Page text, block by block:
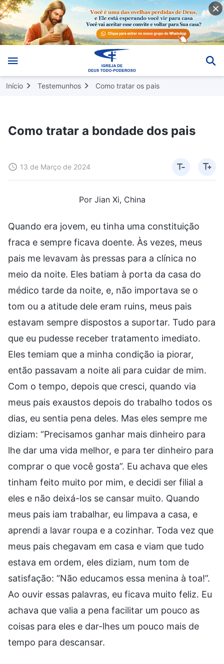
Início Testemunhos Como tratar os pais
Como tratar a bondade dos pais
13 de Março de 2024
Por Jian Xi, China
Quando era jovem, eu tinha uma constituição
fraca e sempre ficava doente. Às vezes, meus
pais me levavam às pressas para a clínica no
meio da noite. Eles batiam à porta da casa do
médico tarde da noite, e, não importava se o
tom ou a atitude dele eram ruins, meus pais
estavam sempre dispostos a suportar. Tudo para
que eu pudesse receber tratamento imediato.
Eles temiam que a minha condição ia piorar,
então passavam a noite ali para cuidar de mim.
Com o tempo, depois que cresci, quando via
meus pais exaustos depois do trabalho todos os
dias, eu sentia pena deles. Mas eles sempre me
diziam: “Precisamos ganhar mais dinheiro para
lhe dar uma vida melhor, e para ter dinheiro para
comprar o que você gosta”. Eu achava que eles
tinham feito muito por mim, e decidi ser filial a
eles e não deixá-los se cansar muito. Quando
meus pais iam trabalhar, eu limpava a casa, e
aprendi a lavar roupa e a cozinhar. Toda vez que
meus pais chegavam em casa e viam que tudo
estava em ordem, eles diziam, num tom de
satisfação: “Não educamos essa menina à toa!”.
Ao ouvir essas palavras, eu ficava muito feliz. Eu
achava que valia a pena facilitar um pouco as
coisas para eles e dar-lhes um pouco mais de
tempo para descansar.